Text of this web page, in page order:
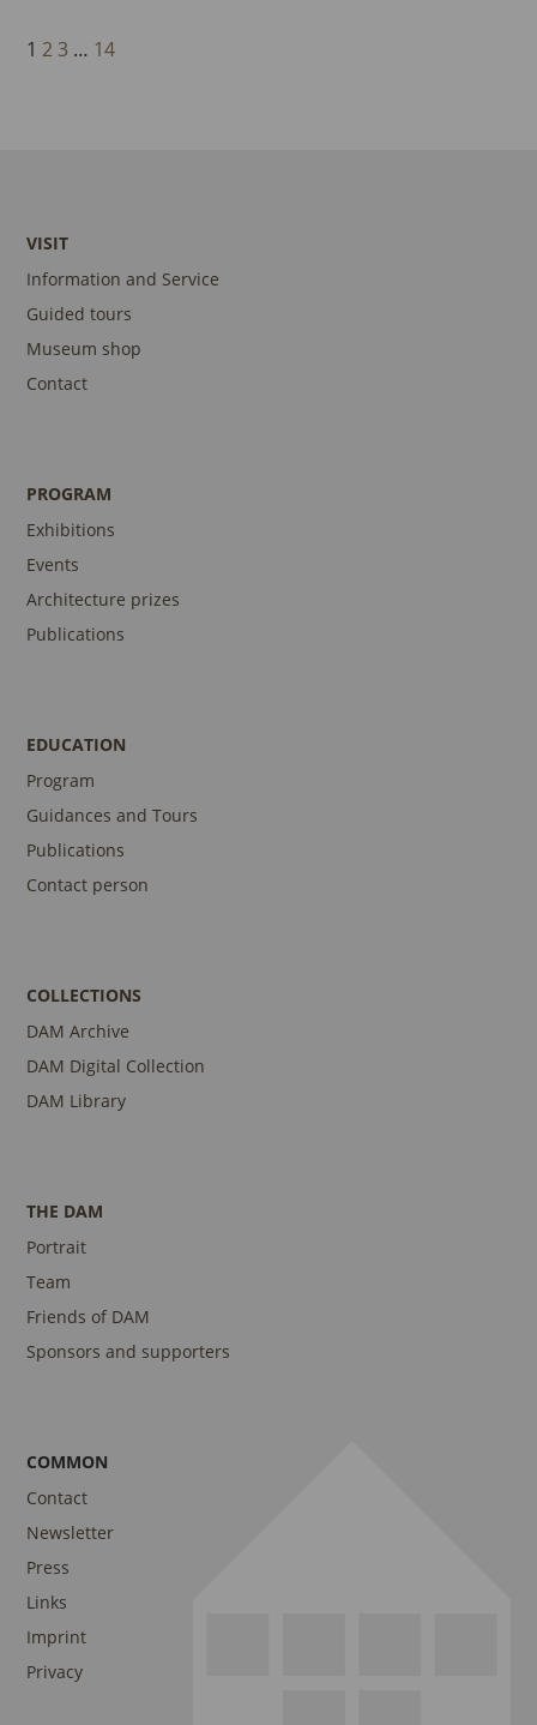
1 2 3 … 14
VISIT
Information and Service
Guided tours
Museum shop
Contact
PROGRAM
Exhibitions
Events
Architecture prizes
Publications
EDUCATION
Program
Guidances and Tours
Publications
Contact person
COLLECTIONS
DAM Archive
DAM Digital Collection
DAM Library
THE DAM
Portrait
Team
Friends of DAM
Sponsors and supporters
COMMON
Contact
Newsletter
Press
Links
Imprint
Privacy